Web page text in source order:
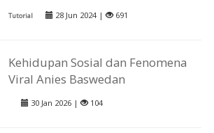
Tutorial 28 Jun 2024 | 691
Kehidupan Sosial dan Fenomena
Viral Anies Baswedan
30 Jan 2026 | 104